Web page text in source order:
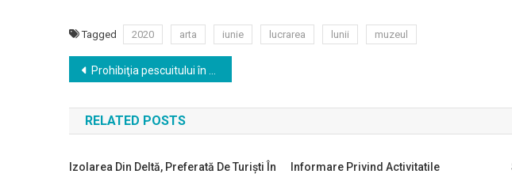
Tagged 2020 arta iunie lucrarea lunii muzeul
Navigare
în
articole
Prohibiţia pescuitului în România s-a încheiat
RELATED POSTS
Izolarea Din Deltă, Preferată De Turişti În
Informare Privind Activitatile